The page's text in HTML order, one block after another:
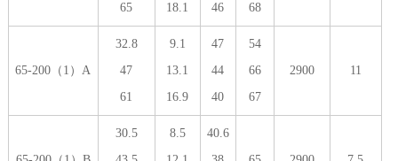
65
18.1
46
68
65-200（1）A
32.8
47
61
9.1
13.1
16.9
47
44
40
54
66
67
2900 11
30.5
8.5
40.6